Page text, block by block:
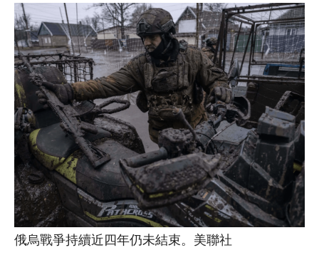
俄烏戰爭持續近四年仍未結束。美聯社